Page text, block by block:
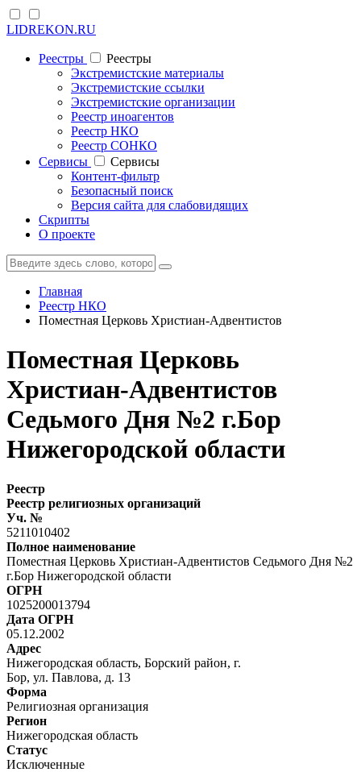
LIDREKON.RU
Реестры
Реестры
Экстремистские материалы
Экстремистские ссылки
Экстремистские организации
Реестр иноагентов
Реестр НКО
Реестр СОНКО
Cервисы
Cервисы
Контент-фильтр
Безопасный поиск
Версия сайта для слабовидящих
Скрипты
О проекте
Главная
Реестр НКО
Поместная Церковь Христиан-Адвентистов
Поместная Церковь
Христиан-Адвентистов
Седьмого Дня №2 г.Бор
Нижегородской области
Реестр
Реестр религиозных организаций
Уч. №
5211010402
Полное наименование
Поместная Церковь Христиан-Адвентистов Седьмого Дня №2
г.Бор Нижегородской области
ОГРН
1025200013794
Дата ОГРН
05.12.2002
Адрес
Нижегородская область, Борский район, г.
Бор, ул. Павлова, д. 13
Форма
Религиозная организация
Регион
Нижегородская область
Статус
Исключенные